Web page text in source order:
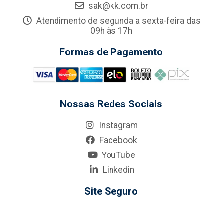
sak@kk.com.br
Atendimento de segunda a sexta-feira das
09h às 17h
Formas de Pagamento
Nossas Redes Sociais
Instagram
Facebook
YouTube
Linkedin
Site Seguro